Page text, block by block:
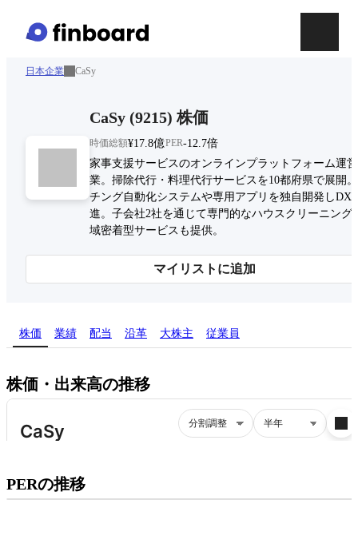
日本企業 CaSy
CaSy (9215) 株価
時価総額¥17.8億PER-12.7倍
家事支援サービスのオンラインプラットフォーム運
業。掃除代行・料理代行サービスを10都府県で展開
チング自動化システムや専用アプリを独自開発しDX
進。子会社2社を通じて専門的なハウスクリーニング
域密着型サービスも提供。
マイリストに追加
株価 業績 配当 沿革 大株主 従業員
株価・出来高の推移
PERの推移プレミアム会員にご登録いただくと、
PERの推移にアクセスできます。